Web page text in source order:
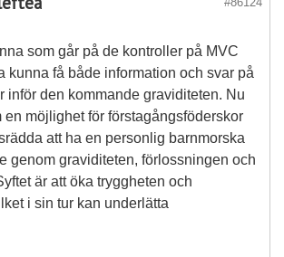
som går på de kontroller på MVC
kunna få både information och svar på
inför den kommande graviditeten. Nu
en möjlighet för förstagångsföderskor
att ha en personlig barnmorska
genom graviditeten, förlossningen och
är att öka tryggheten och
i sin tur kan underlätta